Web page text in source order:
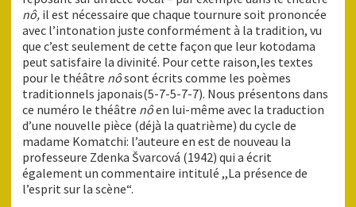
nô, il est nécessaire que chaque tournure soit prononcée
avec l’intonation juste conformément à la tradition, vu
que c’est seulement de cette façon que leur kotodama
peut satisfaire la divinité. Pour cette raison,les textes
pour le théâtre nôsont écrits comme les poèmes
traditionnels japonais(5-7-5-7-7). Nous présentons dans
ce numéro le théâtre nôen lui-même avec la traduction
d’une nouvelle pièce (déjà la quatrième) du cycle de
madame Komatchi: l’auteure en est de nouveau la
professeure Zdenka Švarcová (1942) qui a écrit
également un commentaire intitulé ,,La présence de
l’esprit sur la scène“.